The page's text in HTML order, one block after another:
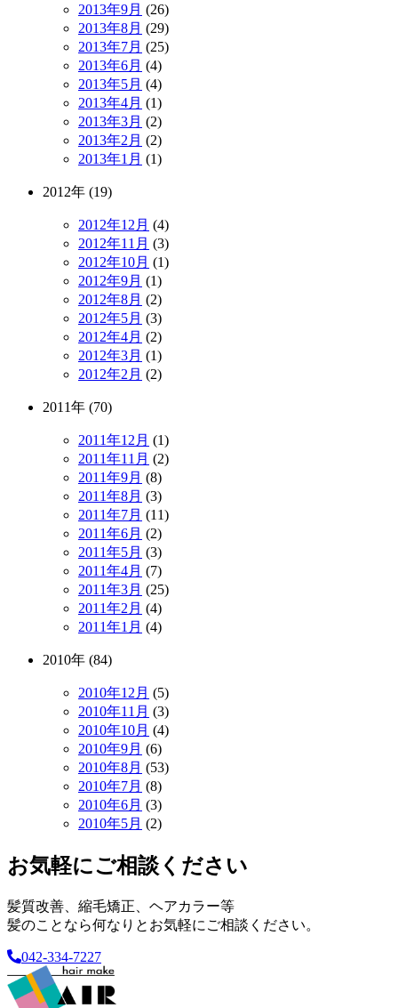
2013年9月 (26)
2013年8月 (29)
2013年7月 (25)
2013年6月 (4)
2013年5月 (4)
2013年4月 (1)
2013年3月 (2)
2013年2月 (2)
2013年1月 (1)
2012年 (19)
2012年12月 (4)
2012年11月 (3)
2012年10月 (1)
2012年9月 (1)
2012年8月 (2)
2012年5月 (3)
2012年4月 (2)
2012年3月 (1)
2012年2月 (2)
2011年 (70)
2011年12月 (1)
2011年11月 (2)
2011年9月 (8)
2011年8月 (3)
2011年7月 (11)
2011年6月 (2)
2011年5月 (3)
2011年4月 (7)
2011年3月 (25)
2011年2月 (4)
2011年1月 (4)
2010年 (84)
2010年12月 (5)
2010年11月 (3)
2010年10月 (4)
2010年9月 (6)
2010年8月 (53)
2010年7月 (8)
2010年6月 (3)
2010年5月 (2)
お気軽にご相談ください
髪質改善、縮毛矯正、ヘアカラー等
髪のことなら何なりとお気軽にご相談ください。
042-334-7227